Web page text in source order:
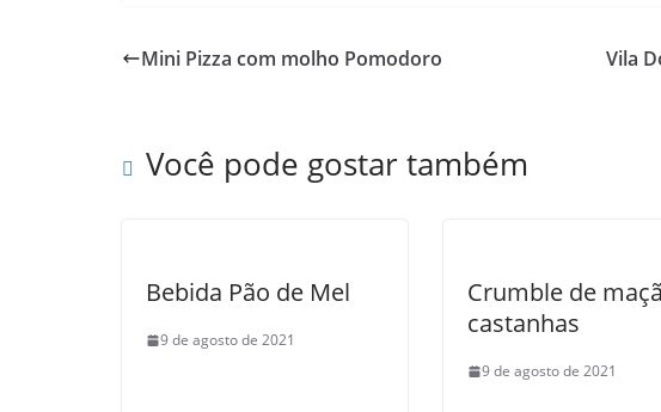
Mini Pizza com molho Pomodoro
Vila
Você pode gostar também
Bebida Pão de Mel
9 de agosto de 2021
Crumble de
castanhas
9 de agosto de 2021